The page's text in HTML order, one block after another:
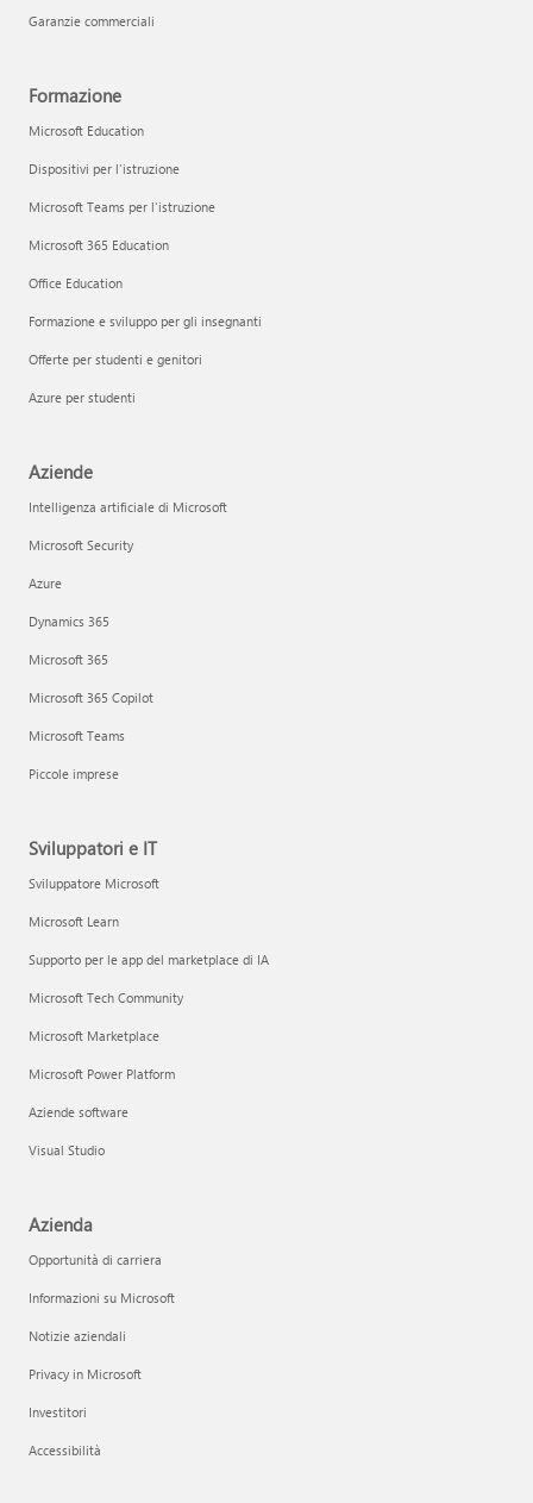
Garanzie commerciali
Formazione
Microsoft Education
Dispositivi per l'istruzione
Microsoft Teams per l'istruzione
Microsoft 365 Education
Office Education
Formazione e sviluppo per gli insegnanti
Offerte per studenti e genitori
Azure per studenti
Aziende
Intelligenza artificiale di Microsoft
Microsoft Security
Azure
Dynamics 365
Microsoft 365
Microsoft 365 Copilot
Microsoft Teams
Piccole imprese
Sviluppatori e IT
Sviluppatore Microsoft
Microsoft Learn
Supporto per le app del marketplace di IA
Microsoft Tech Community
Microsoft Marketplace
Microsoft Power Platform
Aziende software
Visual Studio
Azienda
Opportunità di carriera
Informazioni su Microsoft
Notizie aziendali
Privacy in Microsoft
Investitori
Accessibilità